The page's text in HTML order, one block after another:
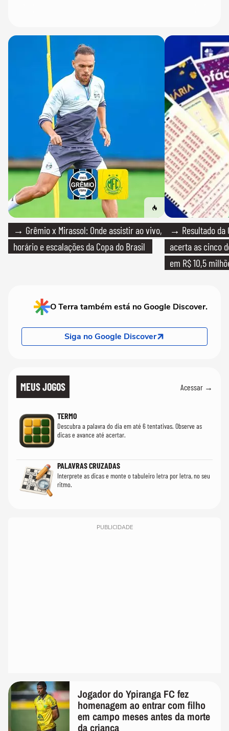
→ Grêmio x Mirassol: Onde assistir ao vivo,
horário e escalações da Copa do Brasil
→ Resultado da
acerta as cinco
em R$ 10,5
O Terra também está no Google Discover.
Siga no Google Discover
MEUS JOGOS Acessar →
TERMO
Descubra a palavra do dia em até 6 tentativas. Observe as
dicas e avance até acertar.
PALAVRAS CRUZADAS
Interprete as dicas e monte o tabuleiro letra por letra, no seu
ritmo.
PUBLICIDADE
Jogador do Ypiranga FC fez
homenagem ao entrar com filho
em campo meses antes da morte
da criança